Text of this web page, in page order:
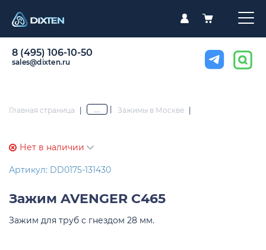
8 (495) 106-10-50
sales@dixten.ru
Главная страница | ... Зажимы в Москве |
Нет в наличии
Артикул: DD0175-131430
Зажим AVENGER C465
Зажим для труб с гнездом 28 мм.